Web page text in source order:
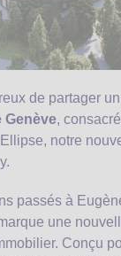
de partager
Genève,
notre
passés à
une
Conçu